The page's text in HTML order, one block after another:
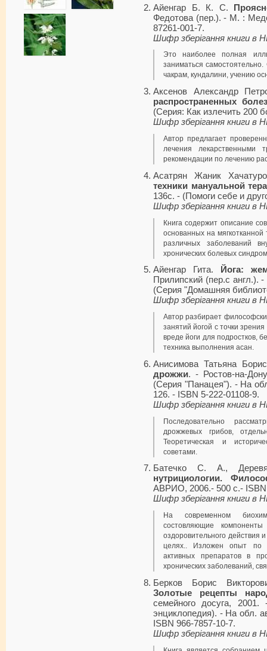
Айенгар Б. К. С.
Федотова (пер.). - М. :
87261-001-7.
Шифр зберігання книги в
Это наиболее полная
заниматься
чакрам, кундалини, учению
Аксенов Александр
распространенных
(Серия: Как излечить 200
Шифр зберігання книги в
Автор предлагает
лечения лекарственными
рекомендации по лечению
Асатрян Жаник
техники мануальной
136с. - (Помоги себе и
Шифр зберігання книги в
Книга содержит описание
основанных на
различных заболеваний
хронических болевых
Айенгар Гита.
Йога:
Прилипский (пер.с англ.).
(Серия "Домашняя
Шифр зберігання книги в
Автор разбирает
занятий йогой с точки
вреде йоги для подростков,
техника выполнения асан.
Анисимова Татьяна
дрожжи. - Ростов-на-
(Серия "Панацея"). - На
126. - ISBN 5-222-01108-9.
Шифр зберігання книги в
Последовательно
дрожжевых грибов,
Теоретическая и
советами.
Батечко С. А.,
нутрициологии.
АВРИО, 2006.- 500 с.- ISBN
Шифр зберігання книги в
На современном
состовляющие
оздоровительного действия
целях.. Изложен опыт по
активных препаратов в
хронических заболеваний,
Берков Борис
Золотые рецепты
семейного досуга,
энциклопедия). - На обл.
ISBN 966-7857-10-7.
Шифр зберігання книги в